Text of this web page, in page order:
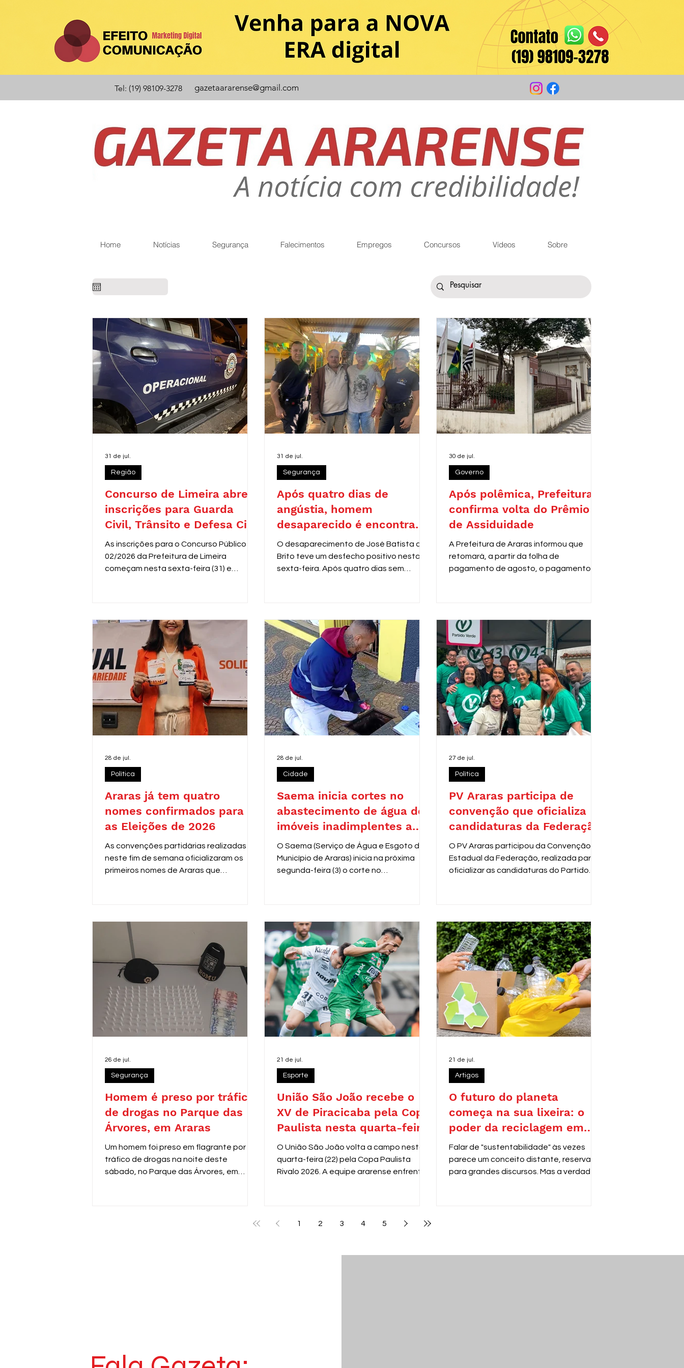
Tel: (19) 98109-3278 gazetaararense@gmail.com
Home Notícias Segurança Falecimentos Empregos Concursos Vídeos Sobre
Concurso de Limeira abre
inscrições para Guarda
Civil, Trânsito e Defesa Civil
com 30 vagas imediatas
As inscrições para o Concurso Público nº
02/2026 da Prefeitura de Limeira
começam nesta sexta-feira (31) e
destinados a candidatos com ensino
médio. Os salários variam de R$ 2.967,51
a R$ 3.306,26.
Região
31 de jul.
Após quatro dias de
angústia, homem
desaparecido é encontrado
em Araras
O desaparecimento de José Batista de
Brito teve um desfecho positivo nesta
sexta-feira. Após quatro dias sem
Segurança
31 de jul.
Após polêmica, Prefeitura
confirma volta do Prêmio
de Assiduidade
A Prefeitura de Araras informou que
retomará, a partir da folha de
pagamento de agosto, o pagamento do
de São Paulo (TJSP).
Governo
30 de jul.
Araras já tem quatro
nomes confirmados para
as Eleições de 2026
As convenções partidárias realizadas
neste fim de semana oficializaram os
primeiros nomes de Araras que
Política
28 de jul.
Saema inicia cortes no
abastecimento de água de
imóveis inadimplentes a
partir de 3 de agosto
O Saema (Serviço de Água e Esgoto do
Município de Araras) inicia na próxima
segunda-feira (3) o corte no
Cidade
28 de jul.
PV Araras participa de
convenção que oficializa
candidaturas da Federação
O PV Araras participou da Convenção
Estadual da Federação, realizada para
oficializar as candidaturas do Partido
com pautas como sustentabilidade,
democracia e desenvolvimento
responsável.
Política
27 de jul.
Homem é preso por tráfico
de drogas no Parque das
Árvores, em Araras
Um homem foi preso em flagrante por
tráfico de drogas na noite deste
sábado, no Parque das Árvores, em
Segurança
26 de jul.
União São João recebe o
XV de Piracicaba pela Copa
Paulista nesta quarta-feira
O União São João volta a campo nesta
quarta-feira (22) pela Copa Paulista
Rivalo 2026. A equipe ararense enfrenta
estadual.
Esporte
21 de jul.
O futuro do planeta
começa na sua lixeira: o
poder da reciclagem em
nossas mãos
Falar de "sustentabilidade" às vezes
parece um conceito distante, reservado
para grandes discursos. Mas a verdade é
Artigos
21 de jul.
1 2 3 4 5